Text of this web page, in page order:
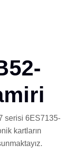
serisi 6ES7135-
kartların